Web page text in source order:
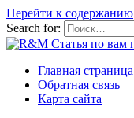
Перейти к содержанию
Search for:
Главная страница
Обратная связь
Карта сайта